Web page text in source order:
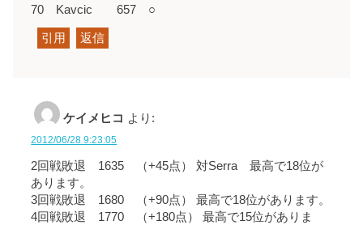
70 Kavcic 657 ○
引用 返信
ケイメヒコ より:
2012/06/28 9:23:05
2回戦敗退 1635 （+45点） 対Serra 最高で18位が
あります。
3回戦敗退 1680 （+90点） 最高で18位があります。
4回戦敗退 1770 （+180点） 最高で15位がありま